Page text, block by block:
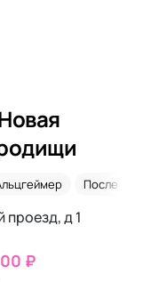
После
д 1
₽